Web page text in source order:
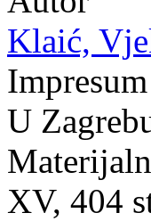
Klaić,
Impresum
U
XV, 404